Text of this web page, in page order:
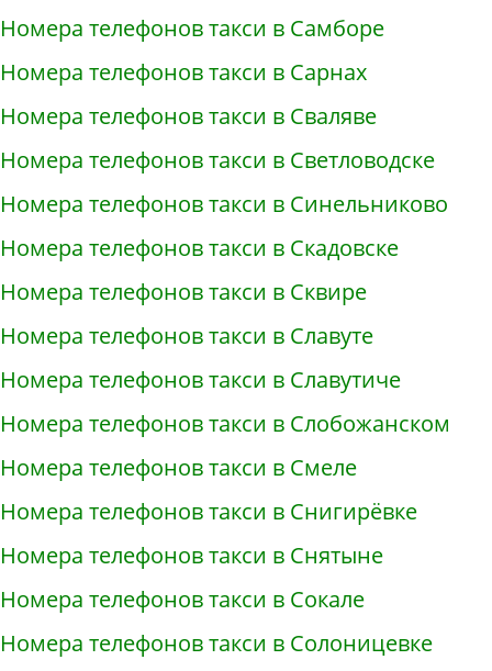
Номера телефонов такси в Самборе
Номера телефонов такси в Сарнах
Номера телефонов такси в Сваляве
Номера телефонов такси в Светловодске
Номера телефонов такси в Синельниково
Номера телефонов такси в Скадовске
Номера телефонов такси в Сквире
Номера телефонов такси в Славуте
Номера телефонов такси в Славутиче
Номера телефонов такси в Слобожанском
Номера телефонов такси в Смеле
Номера телефонов такси в Снигирёвке
Номера телефонов такси в Снятыне
Номера телефонов такси в Сокале
Номера телефонов такси в Солоницевке